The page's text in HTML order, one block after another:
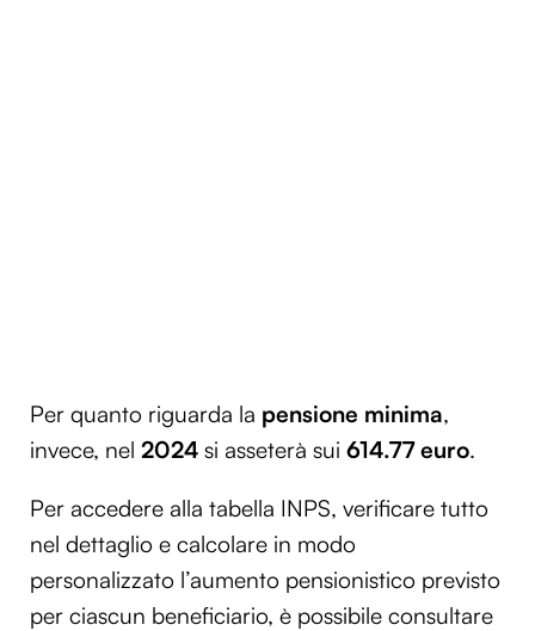
Per quanto riguarda la pensione minima,
invece, nel 2024 si asseterà sui 614.77 euro.
Per accedere alla tabella INPS, verificare tutto
nel dettaglio e calcolare in modo
personalizzato l’aumento pensionistico previsto
per ciascun beneficiario, è possibile consultare